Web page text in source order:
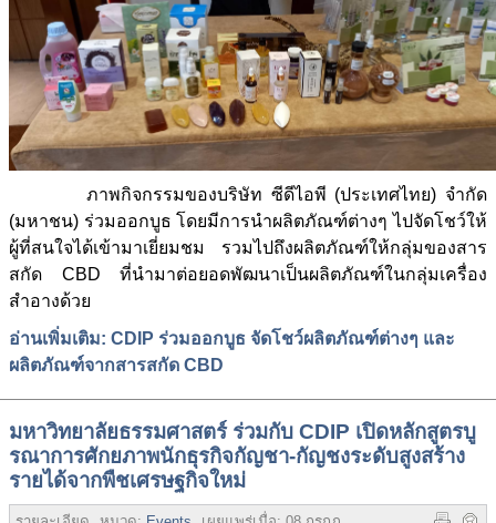
ภาพกิจกรรมของบริษัท ซีดีไอพี (ประเทศไทย) จำกัด
(มหาชน) ร่วมออกบูธ โดยมีการนำผลิตภัณฑ์ต่างๆ ไปจัดโชว์ให้
ผู้ที่สนใจได้เข้ามาเยี่ยมชม รวมไปถึงผลิตภัณฑ์ให้กลุ่มของสาร
สกัด CBD ที่นำมาต่อยอดพัฒนาเป็นผลิตภัณฑ์ในกลุ่มเครื่อง
สำอางด้วย
อ่านเพิ่มเติม: CDIP ร่วมออกบูธ จัดโชว์ผลิตภัณฑ์ต่างๆ และ
ผลิตภัณฑ์จากสารสกัด CBD
มหาวิทยาลัยธรรมศาสตร์ ร่วมกับ CDIP เปิดหลักสูตรบู
รณาการศักยภาพนักธุรกิจกัญชา-กัญชงระดับสูงสร้าง
รายได้จากพืชเศรษฐกิจใหม่